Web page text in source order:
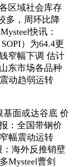
区域社会库存
多，周环比降
快讯：
）为64.4更
窄幅下调 估计
东市场各品种
动趋弱运转
面或达谷底 价
：全国带钢价
幅震动运转
：海外反推销壁
Mysteel曹剑